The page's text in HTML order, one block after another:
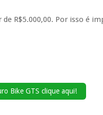
de R$5.000,00. Por isso é
Bike GTS clique aqui!